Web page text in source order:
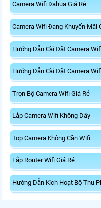
Camera Wifi Dahua Giá Rẻ
Camera Wifi Đang Khuyến Mãi
Hướng Dẫn Cài Đặt Camera
Hướng Dẫn Cài Đặt Camera
Trọn Bộ Camera Wifi Giá Rẻ
Lắp Camera Wifi Không Dây
Top Camera Không Cần Wifi
Lắp Router Wifi Giá Rẻ
Hướng Dẫn Kích Hoạt Bộ Thu